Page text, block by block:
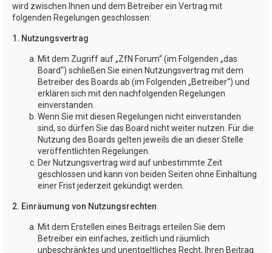
wird zwischen Ihnen und dem Betreiber ein Vertrag mit
folgenden Regelungen geschlossen:
1. Nutzungsvertrag
Mit dem Zugriff auf „ZfN Forum“ (im Folgenden „das
Board“) schließen Sie einen Nutzungsvertrag mit dem
Betreiber des Boards ab (im Folgenden „Betreiber“) und
erklären sich mit den nachfolgenden Regelungen
einverstanden.
Wenn Sie mit diesen Regelungen nicht einverstanden
sind, so dürfen Sie das Board nicht weiter nutzen. Für die
Nutzung des Boards gelten jeweils die an dieser Stelle
veröffentlichten Regelungen.
Der Nutzungsvertrag wird auf unbestimmte Zeit
geschlossen und kann von beiden Seiten ohne Einhaltung
einer Frist jederzeit gekündigt werden.
2. Einräumung von Nutzungsrechten
Mit dem Erstellen eines Beitrags erteilen Sie dem
Betreiber ein einfaches, zeitlich und räumlich
unbeschränktes und unentgeltliches Recht, Ihren Beitrag